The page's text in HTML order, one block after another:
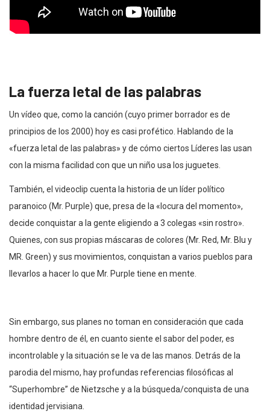
La fuerza letal de las palabras
Un vídeo que, como la canción (cuyo primer borrador es de
principios de los 2000) hoy es casi profético. Hablando de la
«fuerza letal de las palabras» y de cómo ciertos Líderes las usan
con la misma facilidad con que un niño usa los juguetes.
También, el videoclip cuenta la historia de un líder político
paranoico (Mr. Purple) que, presa de la «locura del momento»,
decide conquistar a la gente eligiendo a 3 colegas «sin rostro».
Quienes, con sus propias máscaras de colores (Mr. Red, Mr. Blu y
MR. Green) y sus movimientos, conquistan a varios pueblos para
llevarlos a hacer lo que Mr. Purple tiene en mente.
Sin embargo, sus planes no toman en consideración que cada
hombre dentro de él, en cuanto siente el sabor del poder, es
incontrolable y la situación se le va de las manos. Detrás de la
parodia del mismo, hay profundas referencias filosóficas al
“Superhombre” de Nietzsche y a la búsqueda/conquista de una
identidad jervisiana.